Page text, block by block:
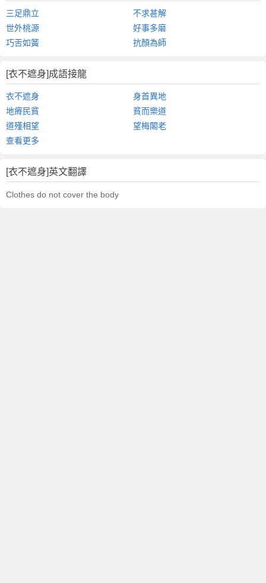
三足鼎立
不求甚解
世外桃源
好事多磨
巧舌如簧
抗顏為師
[衣不遮身]成語接龍
衣不遮身
身首異地
地瘠民貧
貧而樂道
道殣相望
望梅閣老
查看更多
[衣不遮身]英文翻譯
Clothes do not cover the body